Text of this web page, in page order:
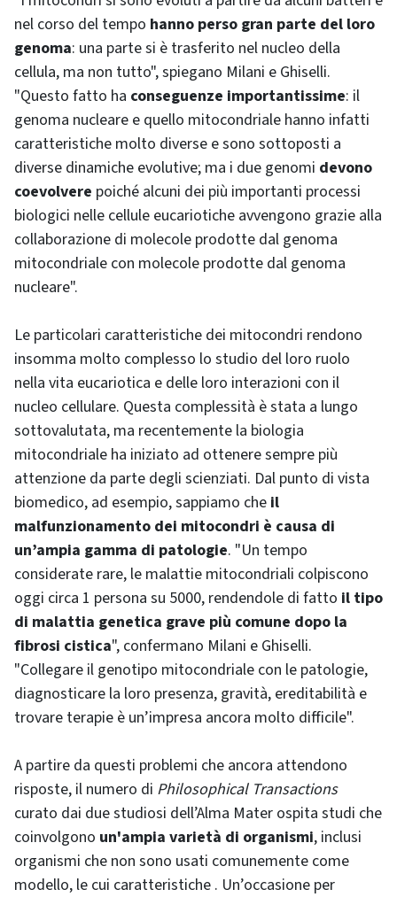
nel corso del tempo hanno perso gran parte del loro
genoma: una parte si è trasferito nel nucleo della
cellula, ma non tutto", spiegano Milani e Ghiselli.
"Questo fatto ha conseguenze importantissime: il
genoma nucleare e quello mitocondriale hanno infatti
caratteristiche molto diverse e sono sottoposti a
diverse dinamiche evolutive; ma i due genomi devono
coevolvere poiché alcuni dei più importanti processi
biologici nelle cellule eucariotiche avvengono grazie alla
collaborazione di molecole prodotte dal genoma
mitocondriale con molecole prodotte dal genoma
nucleare".
Le particolari caratteristiche dei mitocondri rendono
insomma molto complesso lo studio del loro ruolo
nella vita eucariotica e delle loro interazioni con il
nucleo cellulare. Questa complessità è stata a lungo
sottovalutata, ma recentemente la biologia
mitocondriale ha iniziato ad ottenere sempre più
attenzione da parte degli scienziati. Dal punto di vista
biomedico, ad esempio, sappiamo che il
malfunzionamento dei mitocondri è causa di
un’ampia gamma di patologie. "Un tempo
considerate rare, le malattie mitocondriali colpiscono
oggi circa 1 persona su 5000, rendendole di fatto il tipo
di malattia genetica grave più comune dopo la
fibrosi cistica", confermano Milani e Ghiselli.
"Collegare il genotipo mitocondriale con le patologie,
diagnosticare la loro presenza, gravità, ereditabilità e
trovare terapie è un’impresa ancora molto difficile".
A partire da questi problemi che ancora attendono
risposte, il numero di Philosophical Transactions
curato dai due studiosi dell’Alma Mater ospita studi che
coinvolgono un'ampia varietà di organismi, inclusi
organismi che non sono usati comunemente come
modello, le cui caratteristiche . Un’occasione per